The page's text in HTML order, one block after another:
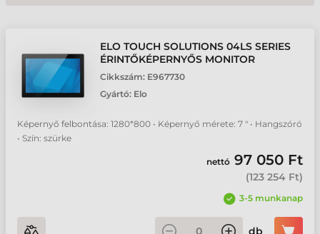
Iiyama ProLite XUB27/XB27/B27 érintőképernyő
ELO TOUCH SOLUTIONS 04LS SERIES
ÉRINTŐKÉPERNYŐS MONITOR
Cikkszám: E967730
Gyártó: Elo
Képernyő felbontása: 1280*800 • Képernyő mérete: 7 " • Hangszóró
• Szín: szürke
nettó 97 050 Ft
(123 254 Ft)
3-5 munkanap
db